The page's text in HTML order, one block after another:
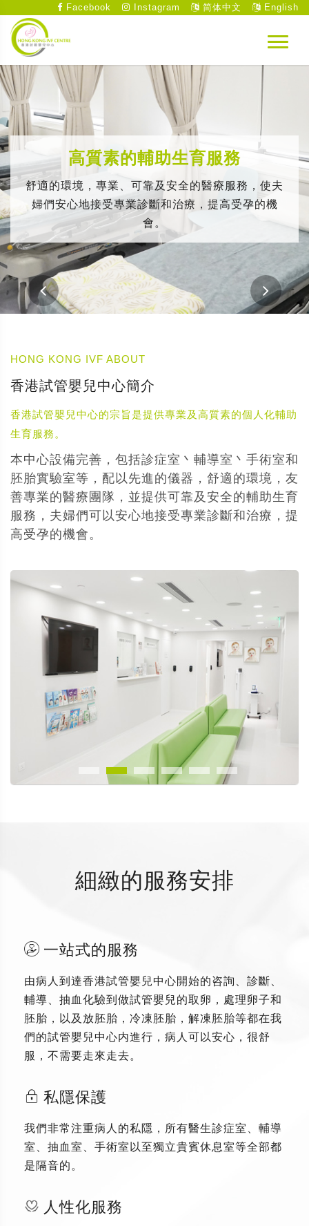
Facebook Instagram 简体中文 English
高質素的輔助生育服務
舒適的環境，專業、可靠及安全的醫療服務，使夫
婦們安心地接受專業診斷和治療，提高受孕的機
會。
HONG KONG IVF ABOUT
香港試管嬰兒中心簡介
香港試管嬰兒中心的宗旨是提供專業及高質素的個人化輔助
生育服務。
本中心設備完善，包括診症室丶輔導室丶手術室和
胚胎實驗室等，配以先進的儀器，舒適的環境，友
善專業的醫療團隊，並提供可靠及安全的輔助生育
服務，夫婦們可以安心地接受專業診斷和治療，提
高受孕的機會。
細緻的服務安排
一站式的服務
由病人到達香港試管嬰兒中心開始的咨詢、診斷、
輔導、抽血化驗到做試管嬰兒的取卵，處理卵子和
胚胎，以及放胚胎，冷凍胚胎，解凍胚胎等都在我
們的試管嬰兒中心内進行，病人可以安心，很舒
服，不需要走來走去。
私隱保護
我們非常注重病人的私隱，所有醫生診症室、輔導
室、抽血室、手術室以至獨立貴賓休息室等全部都
是隔音的。
人性化服務